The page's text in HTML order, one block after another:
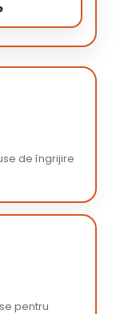
de îngrijire
pentru